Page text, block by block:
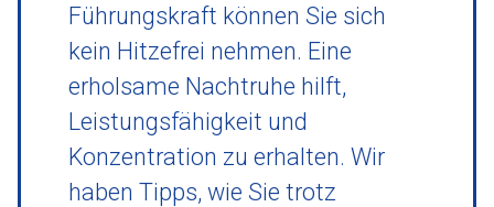
Führungskraft können Sie sich
kein Hitzefrei nehmen. Eine
erholsame Nachtruhe hilft,
Leistungsfähigkeit und
Konzentration zu erhalten. Wir
haben Tipps, wie Sie trotz